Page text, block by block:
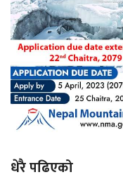
धेरै पढिएको